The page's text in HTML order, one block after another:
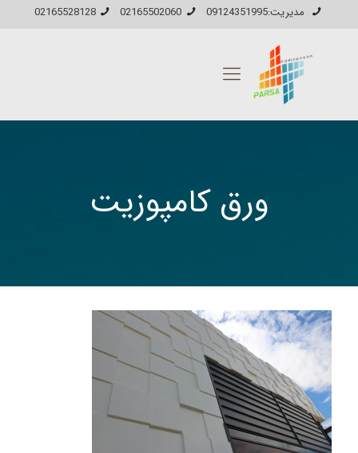
مدیریت:09124351995 02165502060
02165528128
ورق کامپوزیت